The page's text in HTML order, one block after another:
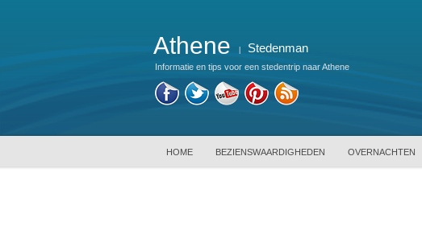
Athene Stedenman
Informatie en tips voor een stedentrip naar Athene
HOME BEZIENSWAARDIGHEDEN OVERNACHTEN